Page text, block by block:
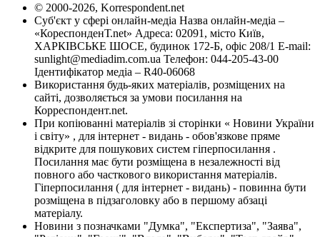
© 2000-2026, Korrespondent.net
Суб'єкт у сфері онлайн-медіа Назва онлайн-медіа –
«КореспонденТ.net» Адреса: 02091, місто Київ,
ХАРКІВСЬКЕ ШОСЕ, будинок 172-Б, офіс 208/1 E-mail:
sunlight@mediadim.com.ua Телефон: 044-205-43-00
Ідентифікатор медіа – R40-06068
Використання будь-яких матеріалів, розміщених на
сайті, дозволяється за умови посилання на
Корреспондент.net.
При копіюванні матеріалів зі сторінки « Новини України
і світу» , для інтернет - видань - обов'язкове пряме
відкрите для пошукових систем гіперпосилання .
Посилання має бути розміщена в незалежності від
повного або часткового використання матеріалів.
Гіперпосилання ( для інтернет - видань) - повинна бути
розміщена в підзаголовку або в першому абзаці
матеріалу.
Новини з позначками "Думка", "Експертиза", "Заява",